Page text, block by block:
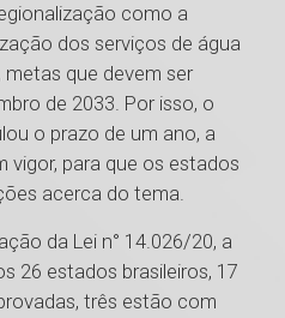
como a
dos serviços de água
que devem ser
de 2033. Por isso, o
o prazo de um ano, a
vigor, para que os estados
acerca do tema.
da Lei n° 14.026/20, a
26 estados brasileiros, 17
três estão com